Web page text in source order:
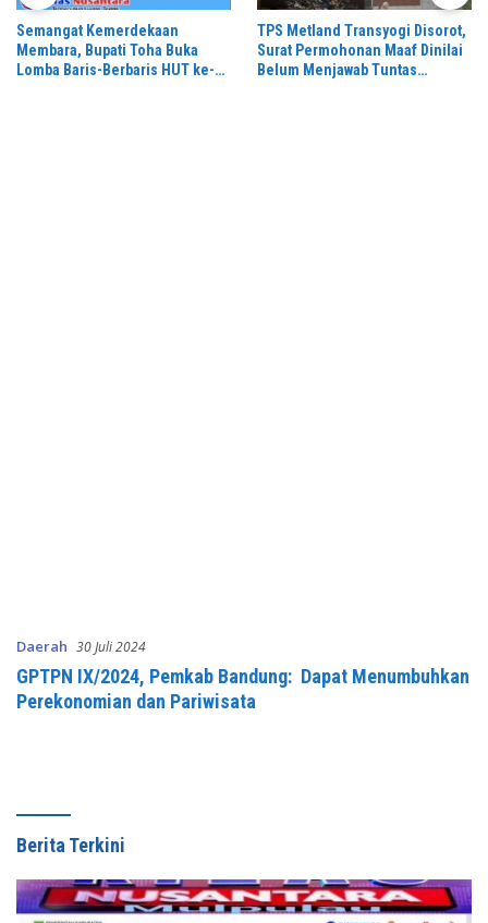
Semangat Kemerdekaan
Membara, Bupati Toha Buka
Lomba Baris-Berbaris HUT ke-81
TPS Metland Transyogi Disorot,
Surat Permohonan Maaf Dinilai
Belum Menjawab Tuntas
Daerah 30 Juli 2024
GPTPN IX/2024, Pemkab Bandung: Dapat Menumbuhkan
Perekonomian dan Pariwisata
Berita Terkini